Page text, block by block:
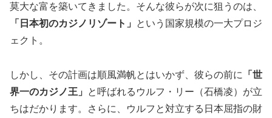
莫大な富を築いてきました。そんな彼らが次に狙うのは、
「日本初のカジノリゾート」
という国家規模の一大プロジ
ェクト。
しかし、その計画は順風満帆とはいかず、彼らの前に
「世
界一のカジノ王」
と呼ばれるウルフ・リー（石橋凌）が立
ちはだかります。さらに、ウルフと対立する日本屈指の財